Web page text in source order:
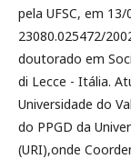
pela UFSC, em
23080.025472/
doutorado em
di Lecce - Itália.
Universidade do
do PPGD da
(URI),onde